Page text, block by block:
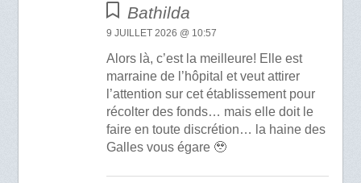
Bathilda
9 JUILLET 2026 @ 10:57
Alors là, c’est la meilleure! Elle est
marraine de l’hôpital et veut attirer
l’attention sur cet établissement pour
récolter des fonds… mais elle doit le
faire en toute discrétion… la haine des
Galles vous égare 🥹